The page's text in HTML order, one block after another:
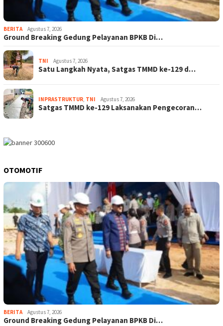
BERITA Agustus 7, 2026
Ground Breaking Gedung Pelayanan BPKB Di…
TNI Agustus 7, 2026
Satu Langkah Nyata, Satgas TMMD ke-129 d…
INPRASTRUKTUR, TNI Agustus 7, 2026
Satgas TMMD ke-129 Laksanakan Pengecoran…
OTOMOTIF
BERITA Agustus 7, 2026
Ground Breaking Gedung Pelayanan BPKB Di…